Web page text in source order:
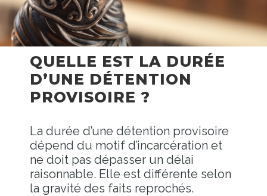
QUELLE EST LA DURÉE
D’UNE DÉTENTION
PROVISOIRE ?
La durée d’une détention provisoire
dépend du motif d’incarcération et
ne doit pas dépasser un délai
raisonnable. Elle est différente selon
la gravité des faits reprochés.